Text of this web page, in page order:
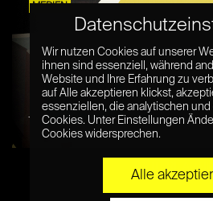
MEDIEN
World Wide Wahnsinn?
WEITERE
Wir nutzen Cookies auf unserer
ihnen sind essenziell, während
Website und Ihre Erfahrung zu
auf Alle akzeptieren klickst,
essenziellen, die analytischen
Cookies. Unter Einstellungen
Cookies widersprechen.
Alle